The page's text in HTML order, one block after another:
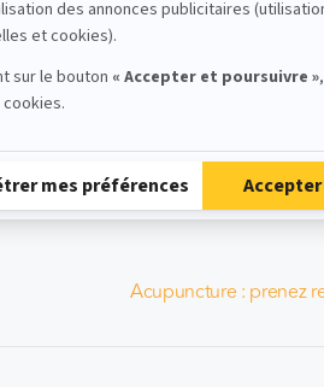
(édition La Maisnie-Tredaniel)
Acupuncture : prenez